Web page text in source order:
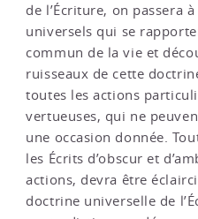
de l’Écriture, on passera
universels qui se
commun de la vie et
ruisseaux de cette
toutes les actions
vertueuses, qui ne
une occasion donnée.
les Écrits d’obscur et
actions, devra être
doctrine universelle de